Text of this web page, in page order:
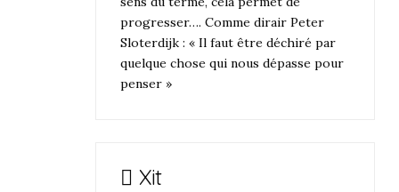
progresser…. Comme dirair Peter
Sloterdijk : « Il faut être déchiré par
quelque chose qui nous dépasse pour
penser »
Xit